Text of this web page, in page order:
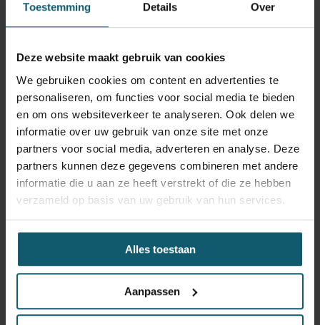
Toestemming Details Over
Deze website maakt gebruik van cookies
We gebruiken cookies om content en advertenties te
personaliseren, om functies voor social media te bieden
en om ons websiteverkeer te analyseren. Ook delen we
informatie over uw gebruik van onze site met onze
partners voor social media, adverteren en analyse. Deze
partners kunnen deze gegevens combineren met andere
informatie die u aan ze heeft verstrekt of die ze hebben
verzameld op basis van uw gebruik van hun services.
Alles toestaan
Aanpassen
Commissie Aankoopsom
€   125,-          € 0,- t/m € 3.499,-
€   250,-          € 3.500,- t/m € 8.999,-
€   350,-          € 9.000,- t/m € 12.999,-
€   500,-          € 13.000,- t/m € 24.999,-
€   750,-          € 25.000,- t/m € 49.999,-
€   995,-          € 50.000,- t/m € 99.999,-
€ 1.995,- 		€ 100.000,- t/m € 149.999,-
€ 2.995,-			€ 150.000,- en hoger